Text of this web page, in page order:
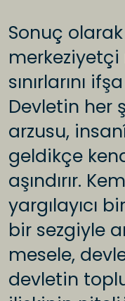
Sonuç olarak
sınırlarını
Devletin her
arzusu,
geldikçe
aşındırır.
yargılayıcı
bir sezgiyle
mesele,
devletin